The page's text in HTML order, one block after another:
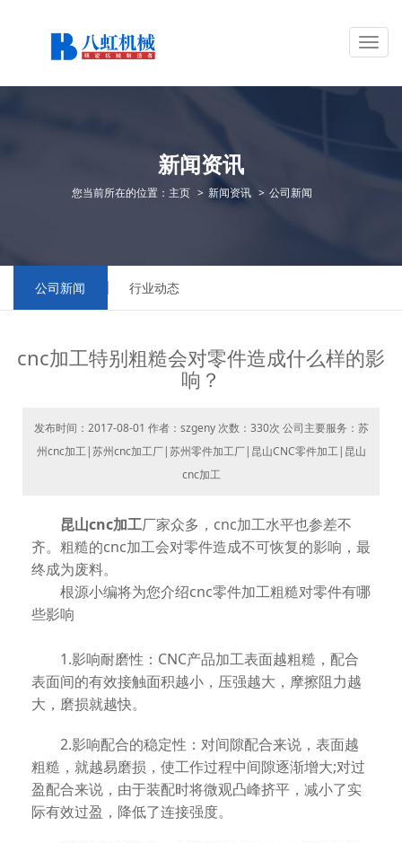
新闻资讯
您当前所在的位置： 主页 新闻资讯 公司新闻
公司新闻 行业动态
cnc加工特别粗糙会对零件造成什么样的影
响？
发布时间：2017-08-01 作者：szgeny 次数： 330次 公司主要服务：苏
州cnc加工|苏州cnc加工厂|苏州零件加工厂|昆山CNC零件加工|昆山
cnc加工
昆山cnc加工厂家众多，cnc加工水平也参差不
齐。粗糙的cnc加工会对零件造成不可恢复的影响，最
终成为废料。
根源小编将为您介绍cnc零件加工粗糙对零件有哪
些影响
1.影响耐磨性：CNC产品加工表面越粗糙，配合
表面间的有效接触面积越小，压强越大，摩擦阻力越
大，磨损就越快。
2.影响配合的稳定性：对间隙配合来说，表面越
粗糙，就越易磨损，使工作过程中间隙逐渐增大;对过
盈配合来说，由于装配时将微观凸峰挤平，减小了实
际有效过盈，降低了连接强度。